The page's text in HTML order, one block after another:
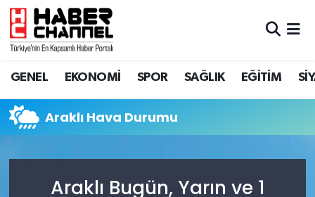
GENEL EKONOMİ SPOR SAĞLIK EĞİTİM
Araklı Hava Durumu
Araklı Bugün, Yarın ve 1
GENEL
SPOR
SAĞLIK
Nöbetçi Eczaneler
Trafik Durumu
Süper Lig Puan Durumu ve Fikstür